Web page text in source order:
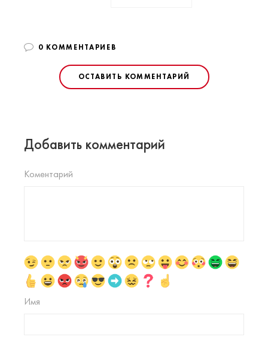
0 КОММЕНТАРИЕВ
ОСТАВИТЬ КОММЕНТАРИЙ
Добавить комментарий
Коментарий
Имя